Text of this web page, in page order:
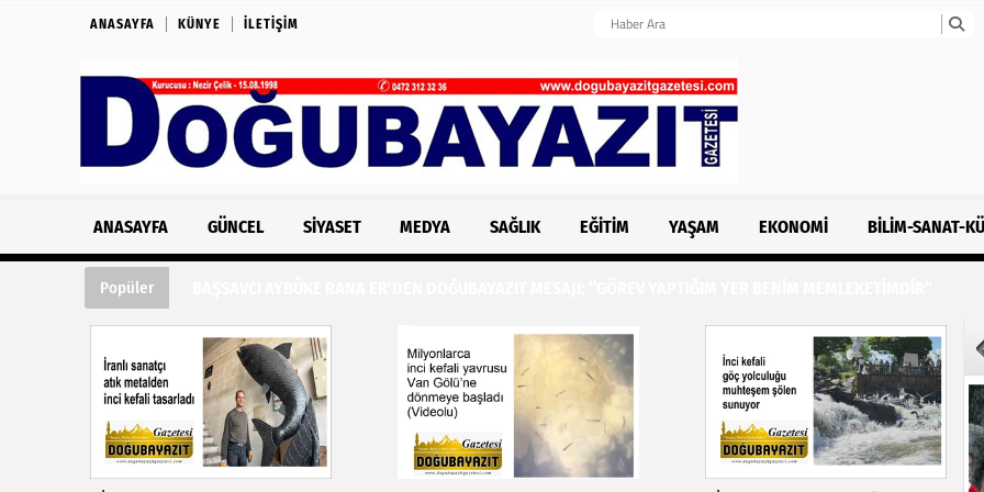
ANASAYFA KÜNYE İLETIŞIM
ANASAYFA GÜNCEL SIYASET MEDYA SAĞLIK EĞITIM YAŞAM EKONOMI BILIM-SANAT-
Popüler